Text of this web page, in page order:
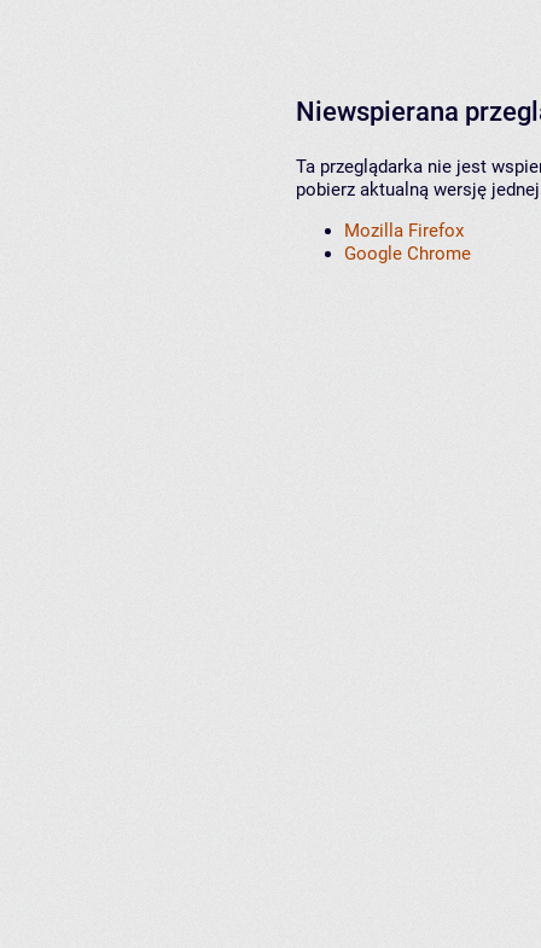
Niewspierana
Ta przeglądarka nie jest
pobierz aktualną wersję
Mozilla Firefox
Google Chrome